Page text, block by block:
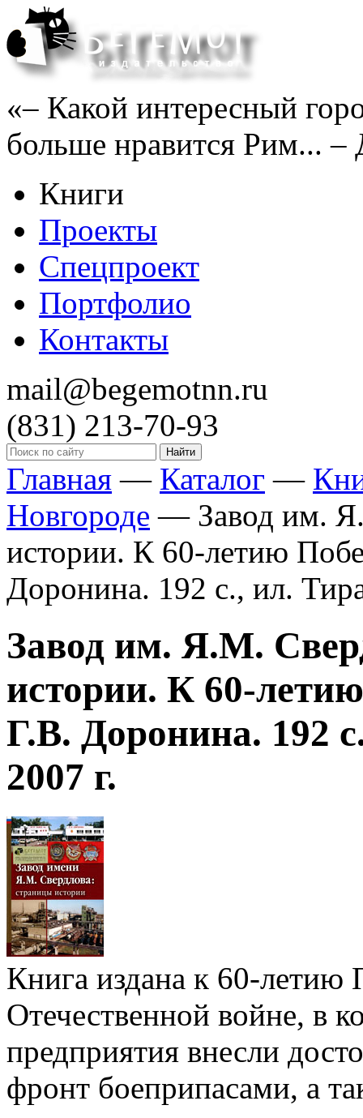
«– Какой интересный
больше нравится Рим... –
Книги
Проекты
Спецпроект
Портфолио
Контакты
mail@begemotnn.ru
(831) 213-70-93
Главная — Каталог —
Новгороде — Завод им.
истории. К 60-летию
Доронина. 192 с., ил.
Завод им. Я.М.
истории. К 60-
Г.В. Доронина. 192
2007 г.
Книга издана к 60-летию
Отечественной войне, в
предприятия внесли
фронт боеприпасами, а